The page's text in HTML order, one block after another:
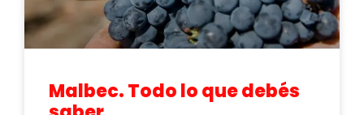
Malbec. Todo lo que debés